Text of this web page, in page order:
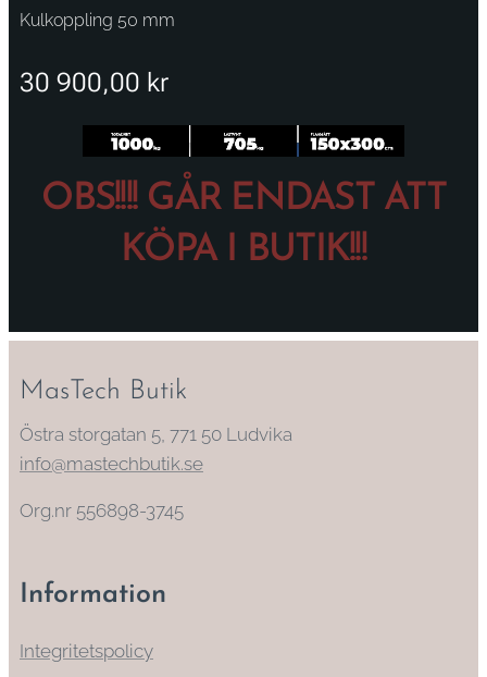
Kulkoppling 50 mm
30 900,00 kr
OBS!!!! GÅR ENDAST ATT
KÖPA I BUTIK!!!
MasTech Butik
Östra storgatan 5, 771 50 Ludvika
info@mastechbutik.se
Org.nr 556898-3745
Information
Integritetspolicy